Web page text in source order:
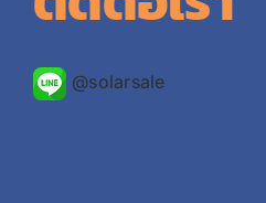
@solarsale